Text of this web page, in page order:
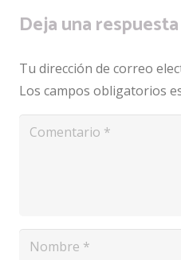
Deja una respuesta
Tu dirección de correo
Los campos obligatorios